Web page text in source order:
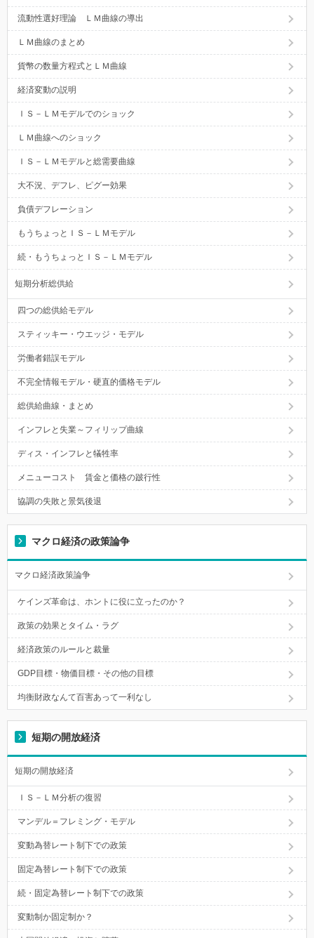
流動性選好理論 ＬＭ曲線の導出
ＬＭ曲線のまとめ
貨幣の数量方程式とＬＭ曲線
経済変動の説明
ＩＳ－ＬＭモデルでのショック
ＬＭ曲線へのショック
ＩＳ－ＬＭモデルと総需要曲線
大不況、デフレ、ピグー効果
負債デフレーション
もうちょっとＩＳ－ＬＭモデル
続・もうちょっとＩＳ－ＬＭモデル
短期分析総供給
四つの総供給モデル
スティッキー・ウエッジ・モデル
労働者錯誤モデル
不完全情報モデル・硬直的価格モデル
総供給曲線・まとめ
インフレと失業～フィリップ曲線
ディス・インフレと犠牲率
メニューコスト 賃金と価格の跛行性
協調の失敗と景気後退
マクロ経済の政策論争
マクロ経済政策論争
ケインズ革命は、ホントに役に立ったのか？
政策の効果とタイム・ラグ
経済政策のルールと裁量
GDP目標・物価目標・その他の目標
均衡財政なんて百害あって一利なし
短期の開放経済
短期の開放経済
ＩＳ－ＬＭ分析の復習
マンデル＝フレミング・モデル
変動為替レート制下での政策
固定為替レート制下での政策
続・固定為替レート制下での政策
変動制か固定制か？